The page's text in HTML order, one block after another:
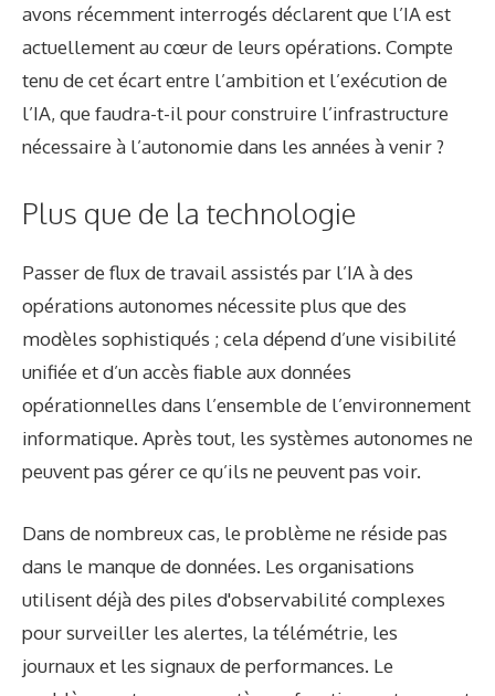
avons récemment interrogés déclarent que l’IA est
actuellement au cœur de leurs opérations. Compte
tenu de cet écart entre l’ambition et l’exécution de
l’IA, que faudra-t-il pour construire l’infrastructure
nécessaire à l’autonomie dans les années à venir ?
Plus que de la technologie
Passer de flux de travail assistés par l’IA à des
opérations autonomes nécessite plus que des
modèles sophistiqués ; cela dépend d’une visibilité
unifiée et d’un accès fiable aux données
opérationnelles dans l’ensemble de l’environnement
informatique. Après tout, les systèmes autonomes ne
peuvent pas gérer ce qu’ils ne peuvent pas voir.
Dans de nombreux cas, le problème ne réside pas
dans le manque de données. Les organisations
utilisent déjà des piles d'observabilité complexes
pour surveiller les alertes, la télémétrie, les
journaux et les signaux de performances. Le